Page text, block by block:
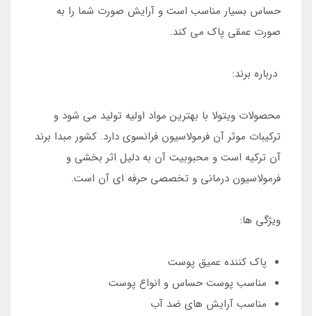
حساس بسیار مناسب است و آرایش صورت شما را به
صورت عمقی پاک می کند.
درباره برند:
محصولات ویتولا با بهترین مواد اولیه تولید می شود و
ترکیبات موثر آن فرمولاسیون فرانسوی دارد. کشور مبدا برند
آن ترکیه است و محبوبیت آن به دلیل اثر بخشی و
فرمولاسیون درمانی و تخصصی حرفه ای آن است.
ویژگی ها:
پاک کننده عمیق پوست
مناسب پوست حساس و انواع پوست
مناسب آرایش های ضد آب